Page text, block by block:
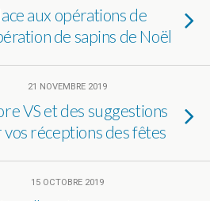
aux opérations de
de sapins de Noël
21 NOVEMBRE 2019
VS et des suggestions
réceptions des fêtes
15 OCTOBRE 2019